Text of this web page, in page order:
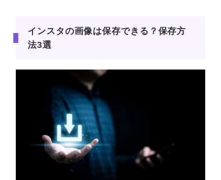
インスタの画像は保存できる？保存方
法3選